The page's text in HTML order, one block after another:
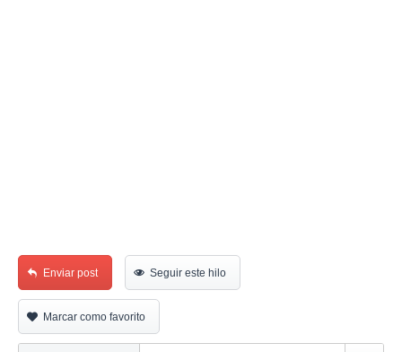
Enviar post Seguir este hilo
Marcar como favorito